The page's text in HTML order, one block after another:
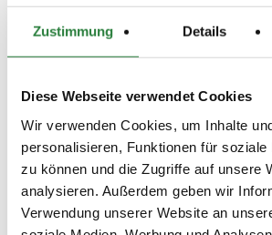
Zustimmung Details
Diese Webseite verwendet Cookies
Wir verwenden Cookies, um Inhalte
personalisieren, Funktionen für soziale
zu können und die Zugriffe auf unsere
analysieren. Außerdem geben wir
Verwendung unserer Website an
- Der bestplatzierte schwäbische
in Prüfung 4 (VE) ist schwäbischer
Pony; platzierungsfähig für die
Prüfung 3, (VA**), ist schwäbischer
Vielseitigkeit U18.
- Der bestplatzierte schwäbische
Prüfung 2 (VL**) ist schwäbischer
Vielseitigkeit U21.